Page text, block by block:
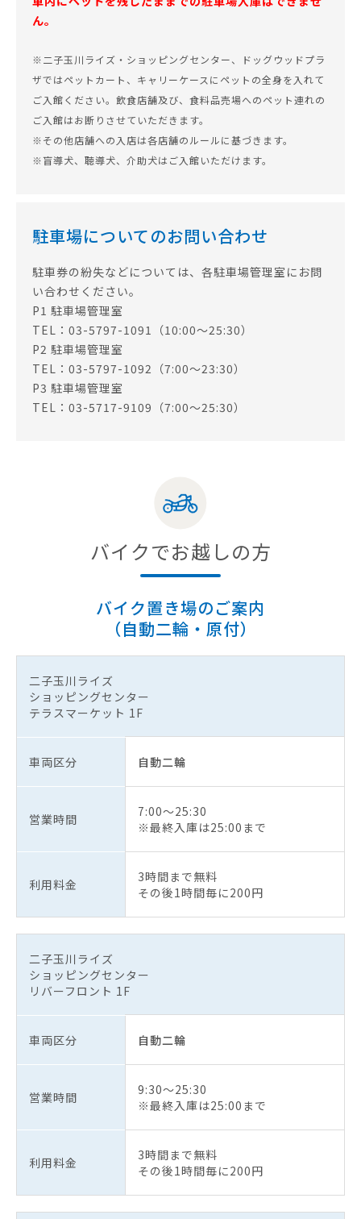
ん。
※二子玉川ライズ・ショッピングセンター、ドッグウッドプラ
ザではペットカート、キャリーケースにペットの全身を入れて
ご入館ください。飲食店舗及び、食料品売場へのペット連れの
ご入館はお断りさせていただきます。
※その他店舗への入店は各店舗のルールに基づきます。
※盲導犬、聴導犬、介助犬はご入館いただけます。
駐車場についてのお問い合わせ
駐車券の紛失などについては、各駐車場管理室にお問
い合わせください。
P1 駐車場管理室
TEL：03-5797-1091（10:00～25:30）
P2 駐車場管理室
TEL：03-5797-1092（7:00～23:30）
P3 駐車場管理室
TEL：03-5717-9109（7:00～25:30）
バイクでお越しの方
バイク置き場のご案内
（自動二輪・原付）
二子玉川ライズ
ショッピングセンター
テラスマーケット 1F
車両区分 自動二輪
営業時間
7:00～25:30
※最終入庫は25:00まで
利用料金
3時間まで無料
その後1時間毎に200円
二子玉川ライズ
ショッピングセンター
リバーフロント 1F
車両区分 自動二輪
営業時間
9:30〜25:30
※最終入庫は25:00まで
利用料金
3時間まで無料
その後1時間毎に200円